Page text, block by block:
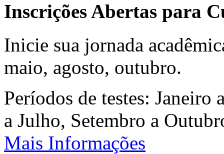
Inscrições Abertas para
Inicie sua jornada
maio, agosto, outubro.
Períodos de testes:
a Julho, Setembro a
Mais Informações